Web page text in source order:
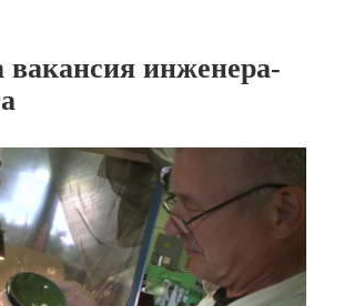
инженера-